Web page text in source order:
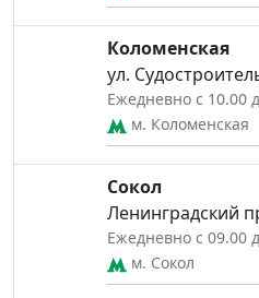
Коломенская
ул.
Ежедневно с 10.00
м. Коломенская
Сокол
Ленинградский
Ежедневно с 09.00
м. Сокол